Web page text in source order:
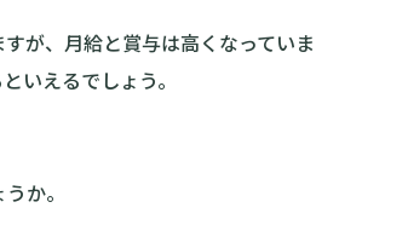
が、月給と賞与は高くなっていま
といえるでしょう。
か。